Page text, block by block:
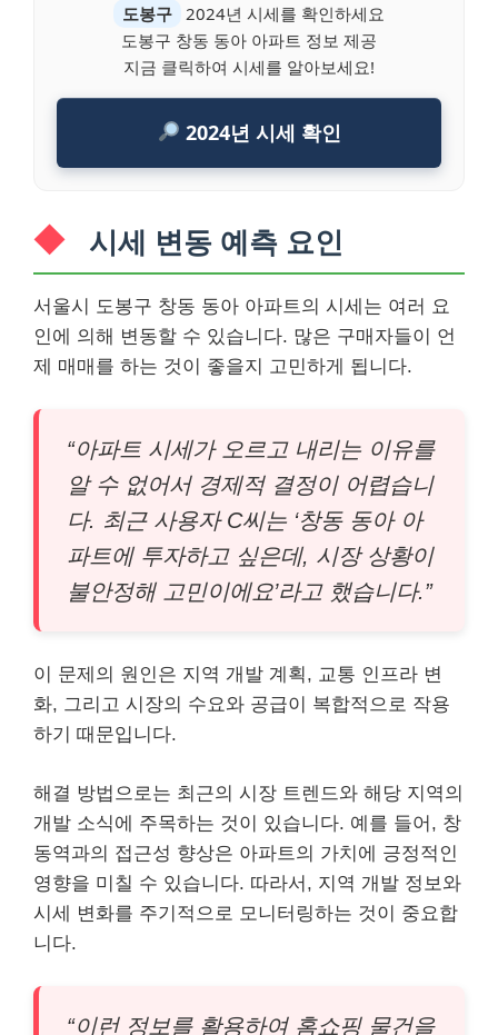
도봉구
2024년 시세를 확인하세요
도봉구 창동 동아 아파트 정보 제공
지금 클릭하여 시세를 알아보세요!
2024년 시세 확인
시세 변동 예측 요인
서울시 도봉구 창동 동아 아파트의 시세는 여러 요
인에 의해 변동할 수 있습니다. 많은 구매자들이 언
제 매매를 하는 것이 좋을지 고민하게 됩니다.
“아파트 시세가 오르고 내리는 이유를
알 수 없어서 경제적 결정이 어렵습니
다. 최근 사용자 C씨는 ‘창동 동아 아
파트에 투자하고 싶은데, 시장 상황이
불안정해 고민이에요’라고 했습니다.”
이 문제의 원인은 지역 개발 계획, 교통 인프라 변
화, 그리고 시장의 수요와 공급이 복합적으로 작용
하기 때문입니다.
해결 방법으로는 최근의 시장 트렌드와 해당 지역의
개발 소식에 주목하는 것이 있습니다. 예를 들어, 창
동역과의 접근성 향상은 아파트의 가치에 긍정적인
영향을 미칠 수 있습니다. 따라서, 지역 개발 정보와
시세 변화를 주기적으로 모니터링하는 것이 중요합
니다.
“이런 정보를 활용하여 홈쇼핑 물건을